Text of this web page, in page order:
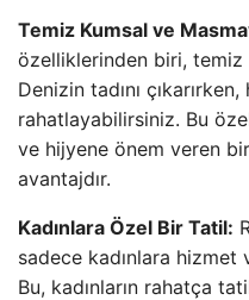
Temiz Kumsal ve
özelliklerinden biri, temiz
Denizin tadını
rahatlayabilirsiniz. Bu
ve hijyene önem veren
avantajdır.
Kadınlara Özel Bir Tatil:
sadece kadınlara
Bu, kadınların rahatça